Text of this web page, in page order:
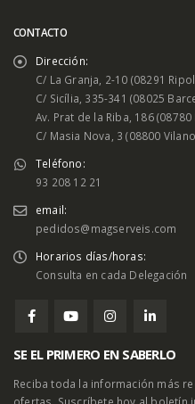
Dirección:
C/ La Granja, 2-10 (08291
C/ Sicília, 335-341 (08025
Av. Prat de la Riba, 186
Teléfono:
email:
Horarios días/horas:
Reciba toda la información más